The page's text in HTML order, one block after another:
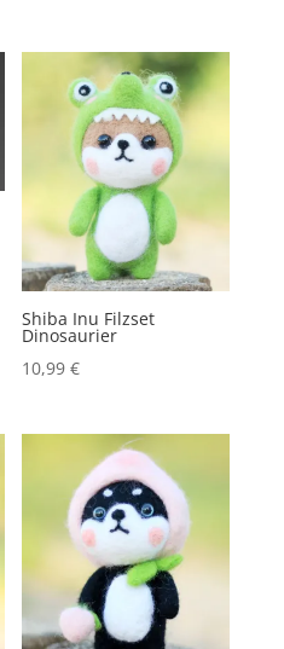
Shiba Inu Filzset
Dinosaurier
10,99€